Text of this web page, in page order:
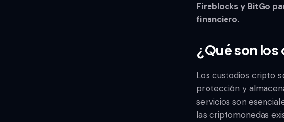
Fireblocks y BitGo
financiero.
¿Qué son
Los custodios cripto
protección y
servicios son
las criptomonedas